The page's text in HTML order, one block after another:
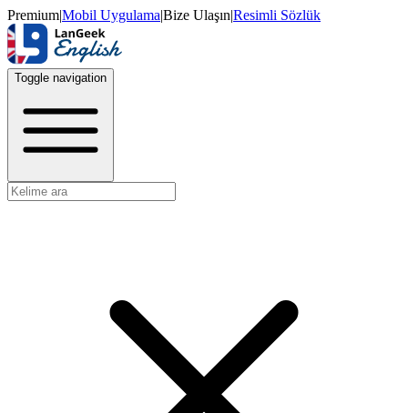
Premium|Mobil Uygulama|Bize Ulaşın|Resimli Sözlük
Toggle navigation